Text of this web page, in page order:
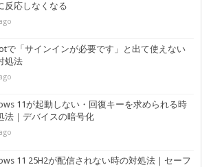
反応しなくなる
で「サインインが必要です」と出て使えない
処法
11が起動しない・回復キーを求められる時
法｜デバイスの暗号化
11 25H2が配信されない時の対処法｜セーフ